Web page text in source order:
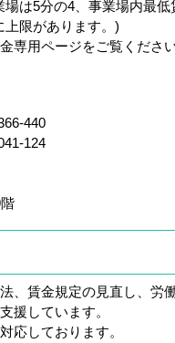
は5分の4、事業場内最低
限があります。)
用ページをご覧ください
440
124
、賃金規定の見直し、労
援しています。
応しております。